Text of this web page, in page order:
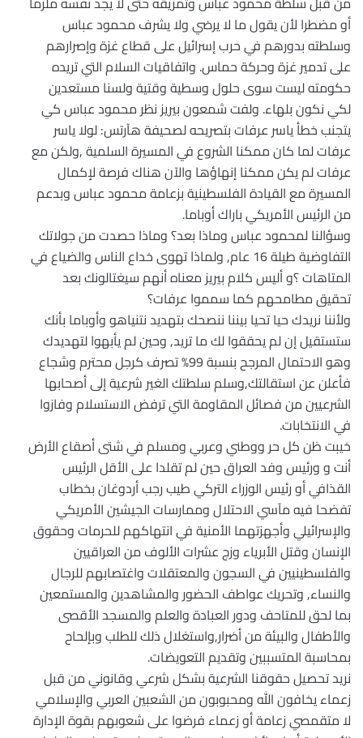
أو مضطرا لأن يقول ما لا يرضي ولا يشرف محمود عباس
وسلطته بدورهم في حرب إسرائيل على قطاع غزة وإصرارهم
على تدمير غزة وحركة حماس. واتفاقيات السلام التي تريده
حكومته ليست سوى حلول وسطية وقتية ولسنا مستعدين
لكي نكون بلهاء. ولفت شمعون بيريز نظر محمود عباس كي
يتجنب خطأ ياسر عرفات بتصريحه لصحيفة هآرتس: لولا ياسر
عرفات لما كان ممكنا الشروع في المسيرة السلمية ,ولكن مع
عرفات لم يكن ممكنا إنهاؤها والآن هناك فرصة لإكمال
المسيرة مع القيادة الفلسطينية بزعامة محمود عباس وبدعم
من الرئيس الأمريكي باراك أوباما.
وسؤالنا لمحمود عباس وماذا بعد؟ وماذا حصدت من جولاتك
التفاوضية طيلة 16 عام, ولماذا تهوى خداع الناس والضياع في
المتاهات ؟و أليس كلام بيريز معناه أنهم سيغتالونك بعد
تحقيق مطامحهم كما سمموا عرفات؟
ولأننا نريدك حيا تحيا بيننا ننصحك بتهديد نتنياهو وأوباما بأنك
ستستقيل إن لم يحققوا لك ما تريد, وحين لم يأبهوا لتهديدك
وهو الاحتمال المرجح بنسبة 99% تصرف كرجل محترم وشجاع
فأعلن عن استقالتك,وسلم سلطتك الغير شرعية إلى أصحابها
الشرعيين من فصائل المقاومة التي ترفض الاستسلام وفازوا
في الانتخابات.
خيبت ظن كل حر ووطني وعربي ومسلم في شتى أصقاع الأرض
أنت و ورئيس وفد العراق حين لم تقلدا على الأقل الرئيس
القذافي أو رئيس الوزراء التركي طيب رجب أردوغان بخطاب
تفضحا فيه مآسي الاحتلال وممارسات الجيشين الأمريكي
والإسرائيلي وأجهزتهما الأمنية في انتهاكهم للحرمات وحقوق
الإنسان وقتل الأبرياء وزج عشرات الألوف من العراقيين
والفلسطينيين في السجون والمعتقلات واغتصابهم للرجال
والنساء, وتحريك عواطف الحضور والمشاهدين والمستمعين
بما لحق للمتاحف ودور العبادة والعلم والمسجد الأقصى
والأطفال والبيئة من أضرار,واستغلال ذلك للطلب وبإلحاح
بمحاسبة المتسببين وتقديم التعويضات.
نريد تحصيل حقوقنا الشرعية بشكل شرعي وقانوني من قبل
زعماء يخافون الله ومحبوبون من الشعبين العربي والإسلامي
لا متقمصي زعامة أو زعماء فرضوا على شعوبهم بقوة الإدارة